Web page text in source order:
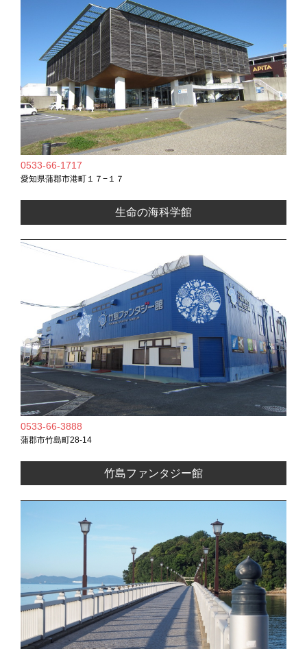
0533-66-1717
愛知県蒲郡市港町１７−１７
生命の海科学館
0533-66-3888
蒲郡市竹島町28-14
竹島ファンタジー館